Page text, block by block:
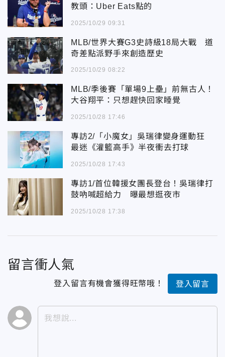
教頭：Uber Eats點的
2025/10/29 09:31
MLB/世界大賽G3史詩級18局大戰 道
奇差點派野手來創造歷史
2025/10/29 08:22
MLB/季後賽「單場9上壘」前無古人！
大谷翔平：只想趕快回家睡覺
2025/10/28 17:46
專訪2/「小魔女」吳瑞律變身運動狂
最迷《灌籃高手》半夜衝去打球
2025/10/28 17:43
專訪1/首位韓援女團長登台！吳瑞律打
鼓吶喊超給力 曝最想逛夜市
2025/10/28 17:38
留言衝人氣
登入留言有機會獲得旺幣哦！ 登入留言